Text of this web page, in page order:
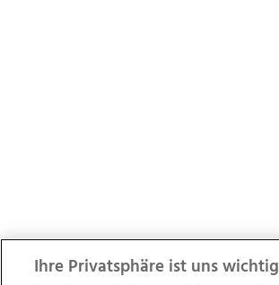
Ihre Privatsphäre ist uns wichtig